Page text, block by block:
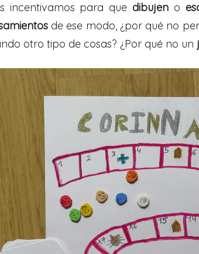
incentivamos para que dibujen o
de ese modo, ¿por qué no
otro tipo de cosas? ¿Por qué no un